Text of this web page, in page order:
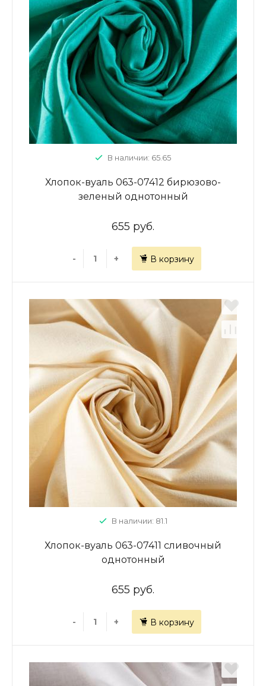
В наличии: 65.65
Хлопок-вуаль 063-07412 бирюзово-
зеленый однотонный
655 руб.
- + В корзину
В наличии: 81.1
Хлопок-вуаль 063-07411 сливочный
однотонный
655 руб.
- + В корзину